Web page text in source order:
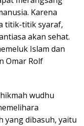
Karena
titik-titik syaraf,
akan sehat.
Islam dan
Omar Rolf
wudhu
yang dibasuh, yaitu